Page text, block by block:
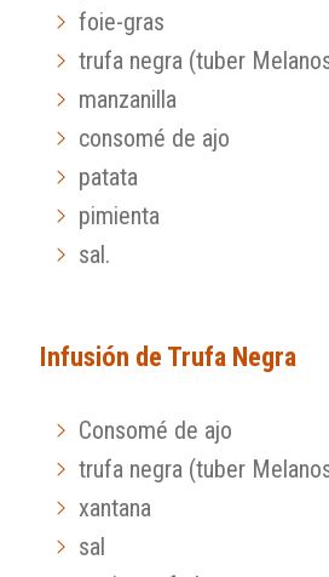
foie-gras
trufa negra (tuber
manzanilla
consomé de ajo
patata
pimienta
sal.
Infusión de Trufa Negra
Consomé de ajo
trufa negra (tuber
xantana
sal